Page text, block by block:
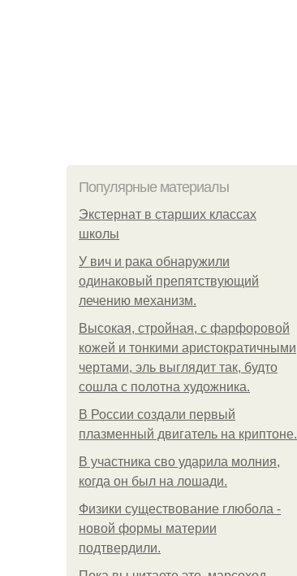
Популярные материалы
Экстернат в старших классах
школы
У вич и рака обнаружили
одинаковый препятствующий
лечению механизм.
Высокая, стройная, с фарфоровой
кожей и тонкими аристократичными
чертами, эль выглядит так, будто
сошла с полотна художника.
В России создали первый
плазменный двигатель на криптоне.
В участника сво ударила молния,
когда он был на лошади.
Физики существование глюбола -
новой формы материи
подтвердили.